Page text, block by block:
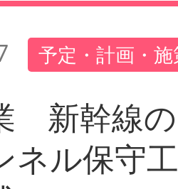
予定・計画・
新幹線
ル保守